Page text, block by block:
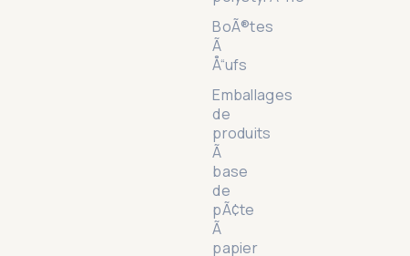
BoÃ®tes
Ã
Å“ufs
Emballages
de
produits
Ã
base
de
pÃ¢te
Ã
papier